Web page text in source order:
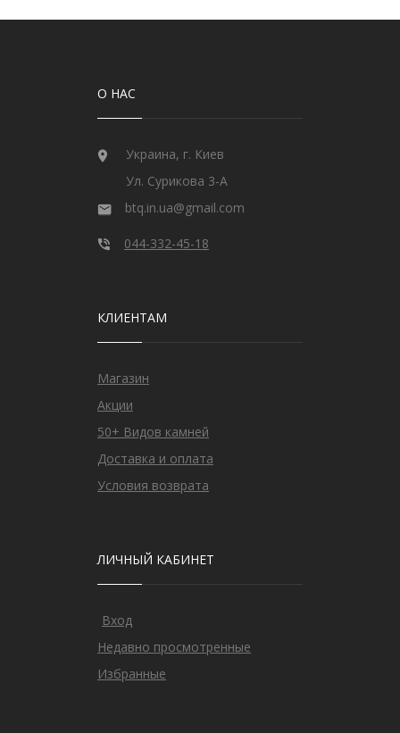
О НАС
Украина, г. Киев
Ул. Сурикова 3-А
btq.in.ua@gmail.com
044-332-45-18
КЛИЕНТАМ
Магазин
Акции
50+ Видов камней
Доставка и оплата
Условия возврата
ЛИЧНЫЙ КАБИНЕТ
Вход
Недавно просмотренные
Избранные